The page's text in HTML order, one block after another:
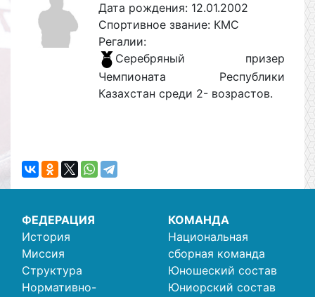
Дата рождения: 12.01.2002
Спортивное звание: КМС
Регалии:
Серебряный призер
Чемпионата Республики
Казахстан среди 2- возрастов.
ФЕДЕРАЦИЯ
История
Миссия
Структура
Нормативно-
КОМАНДА
Национальная
сборная команда
Юношеский состав
Юниорский состав